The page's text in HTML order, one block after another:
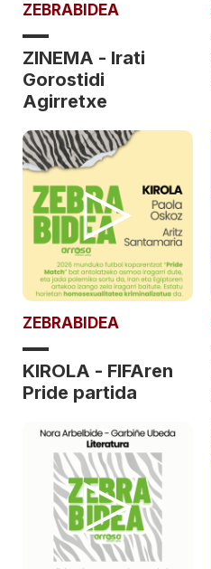
ZEBRABIDEA
ZINEMA - Irati
Gorostidi
Agirretxe
ZEBRABIDEA
KIROLA - FIFAren
Pride partida